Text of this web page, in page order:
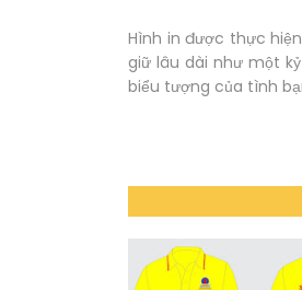
Hình in được thực
giữ lâu dài như một
biểu tượng của tình